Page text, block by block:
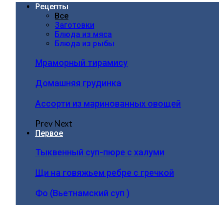
Рецепты
Все
Заготовки
Блюда из мяса
Блюда из рыбы
Мраморный тирамису
Домашняя грудинка
Ассорти из маринованных овощей
PrevNext
Первое
Тыквенный суп-пюре с халуми
Щи на говяжьем ребре с гречкой
Фо (Вьетнамский суп )